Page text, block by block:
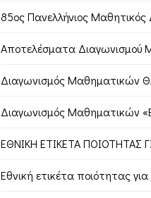
85ος Πανελλήνιος
Αποτελέσματα
Διαγωνισμός Μαθηματικών
Διαγωνισμός Μαθηματικών
ΕΘΝΙΚΗ ΕΤΙΚΕΤΑ ΠΟΙΟΤΗΤΑΣ
Εθνική ετικέτα ποιότητας